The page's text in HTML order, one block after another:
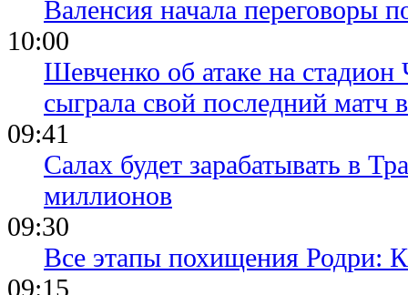
Валенсия начала переговоры
10:00
Шевченко об атаке на
сыграла свой последний матч
09:41
Салах будет зарабатывать в
миллионов
09:30
Все этапы похищения Родри:
09:15